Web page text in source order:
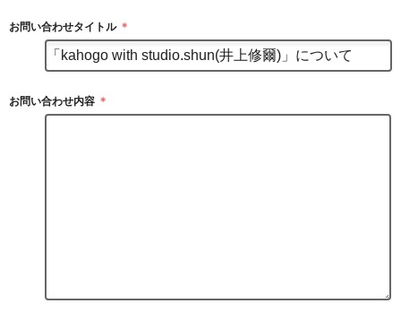
お問い合わせタイトル ＊
お問い合わせ内容 ＊